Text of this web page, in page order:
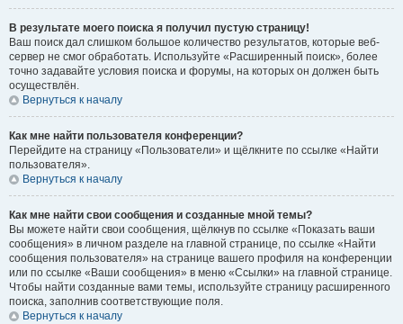
В результате моего поиска я получил пустую страницу!
Ваш поиск дал слишком большое количество результатов, которые веб-
сервер не смог обработать. Используйте «Расширенный поиск», более
точно задавайте условия поиска и форумы, на которых он должен быть
осуществлён.
Вернуться к началу
Как мне найти пользователя конференции?
Перейдите на страницу «Пользователи» и щёлкните по ссылке «Найти
пользователя».
Вернуться к началу
Как мне найти свои сообщения и созданные мной темы?
Вы можете найти свои сообщения, щёлкнув по ссылке «Показать ваши
сообщения» в личном разделе на главной странице, по ссылке «Найти
сообщения пользователя» на странице вашего профиля на конференции
или по ссылке «Ваши сообщения» в меню «Ссылки» на главной странице.
Чтобы найти созданные вами темы, используйте страницу расширенного
поиска, заполнив соответствующие поля.
Вернуться к началу